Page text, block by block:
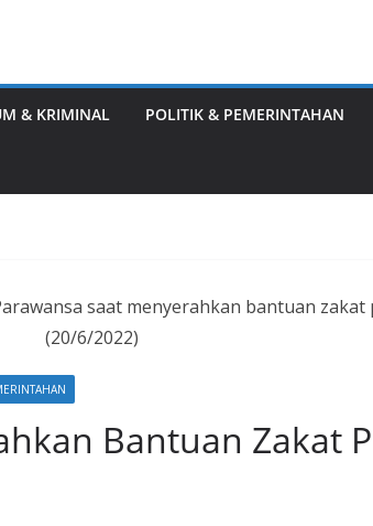
& KRIMINAL POLITIK & PEMERINTAHAN
saat menyerahkan bantuan
(20/6/2022)
Bantuan Zakat